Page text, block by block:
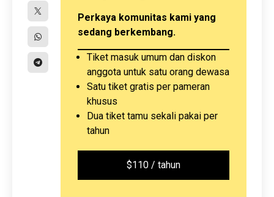
Perkaya komunitas kami yang
sedang berkembang.
Tiket masuk umum dan diskon
anggota untuk satu orang dewasa
Satu tiket gratis per pameran
khusus
Dua tiket tamu sekali pakai per
tahun
$110 / tahun